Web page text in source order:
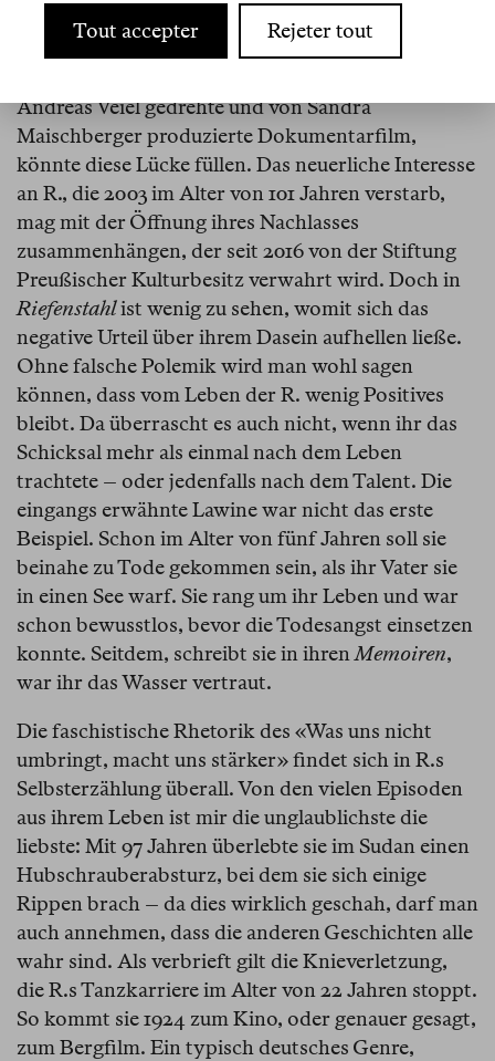
Wenige kennen Leni Riefenstahl heute wirklich.
Fast niemand hat ihre Filme gesehen, doch fast alle
Andreas Veiel gedrehte und von Sandra
Maischberger produzierte Dokumentarfilm,
könnte diese Lücke füllen. Das neuerliche Interesse
an R., die 2003 im Alter von 101 Jahren verstarb,
mag mit der Öffnung ihres Nachlasses
zusammenhängen, der seit 2016 von der Stiftung
Preußischer Kulturbesitz verwahrt wird. Doch in
Riefenstahlist wenig zu sehen, womit sich das
negative Urteil über ihrem Dasein aufhellen ließe.
Ohne falsche Polemik wird man wohl sagen
können, dass vom Leben der R. wenig Positives
bleibt. Da überrascht es auch nicht, wenn ihr das
Schicksal mehr als einmal nach dem Leben
trachtete – oder jedenfalls nach dem Talent. Die
eingangs erwähnte Lawine war nicht das erste
Beispiel. Schon im Alter von fünf Jahren soll sie
beinahe zu Tode gekommen sein, als ihr Vater sie
in einen See warf. Sie rang um ihr Leben und war
schon bewusstlos, bevor die Todesangst einsetzen
konnte. Seitdem, schreibt sie in ihrenMemoiren,
war ihr das Wasser vertraut.
Die faschistische Rhetorik des «Was uns nicht
umbringt, macht uns stärker» findet sich in R.s
Selbsterzählung überall. Von den vielen Episoden
aus ihrem Leben ist mir die unglaublichste die
liebste: Mit 97 Jahren überlebte sie im Sudan einen
Hubschrauberabsturz, bei dem sie sich einige
Rippen brach – da dies wirklich geschah, darf man
auch annehmen, dass die anderen Geschichten alle
wahr sind. Als verbrieft gilt die Knieverletzung,
die R.s Tanzkarriere im Alter von 22 Jahren stoppt.
So kommt sie 1924 zum Kino, oder genauer gesagt,
zum Bergfilm. Ein typisch deutsches Genre,
Tout accepter Rejeter tout